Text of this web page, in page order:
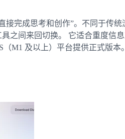
接完成思考和创作”。不同于
之间来回切换。 它适合重度
M1 及以上）平台提供正式版本。